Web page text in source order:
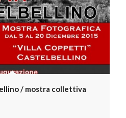
/ mostra collettiva